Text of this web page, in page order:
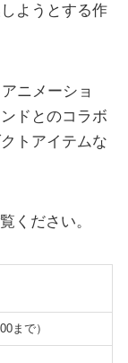
ようとする作
ニメーショ
ドとのコラボ
トアイテムな
ください。
まで）